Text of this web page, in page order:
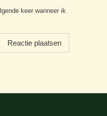
keer wanneer ik